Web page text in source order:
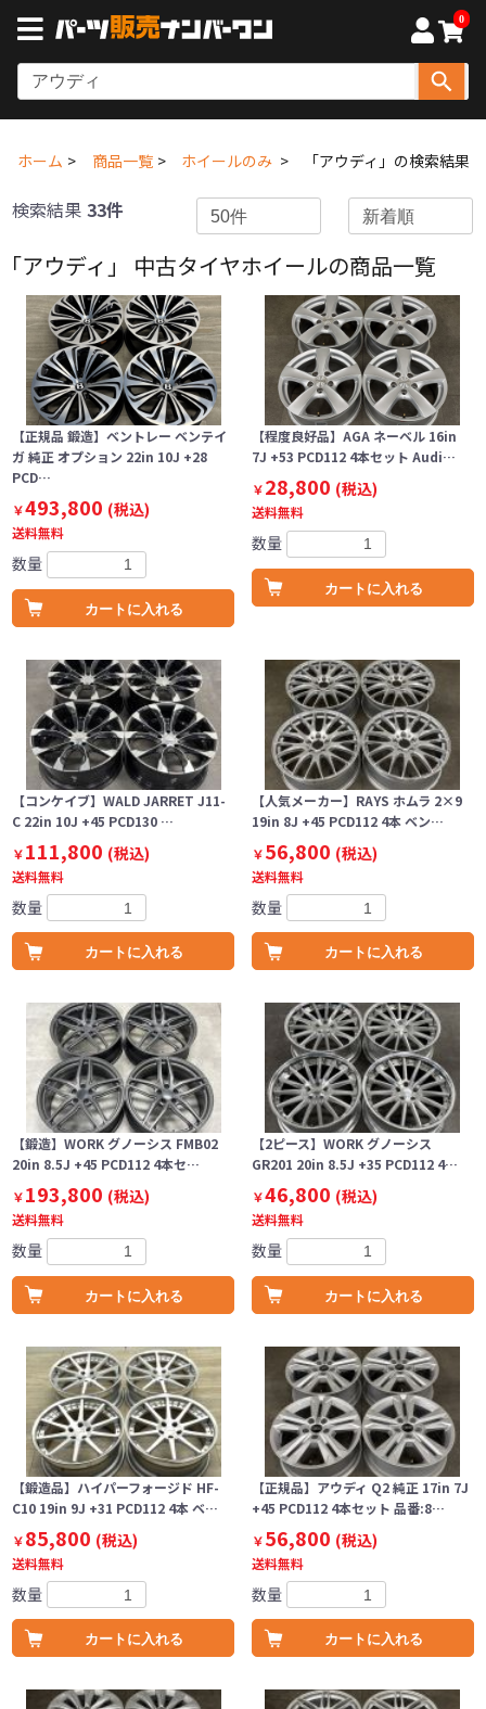
0
ホーム 商品一覧 ホイールのみ 「アウディ」の検索結果
検索結果 33件
「アウディ」 中古タイヤホイールの商品一覧
【正規品 鍛造】ベントレー ベンテイ
ガ 純正 オプション 22in 10J +28
PCD…
￥493,800 (税込)
送料無料
数量
カートに入れる
【程度良好品】AGA ネーベル 16in
7J +53 PCD112 4本セット Audi…
￥28,800 (税込)
送料無料
数量
カートに入れる
【コンケイブ】WALD JARRET J11-
C 22in 10J +45 PCD130 …
￥111,800 (税込)
送料無料
数量
カートに入れる
【人気メーカー】RAYS ホムラ 2×9
19in 8J +45 PCD112 4本 ベン…
￥56,800 (税込)
送料無料
数量
カートに入れる
【鍛造】WORK グノーシス FMB02
20in 8.5J +45 PCD112 4本セ…
￥193,800 (税込)
送料無料
数量
カートに入れる
【2ピース】WORK グノーシス
GR201 20in 8.5J +35 PCD112 4…
￥46,800 (税込)
送料無料
数量
カートに入れる
【鍛造品】ハイパーフォージド HF-
C10 19in 9J +31 PCD112 4本 ベ…
￥85,800 (税込)
送料無料
数量
カートに入れる
【正規品】アウディ Q2 純正 17in 7J
+45 PCD112 4本セット 品番:8…
￥56,800 (税込)
送料無料
数量
カートに入れる